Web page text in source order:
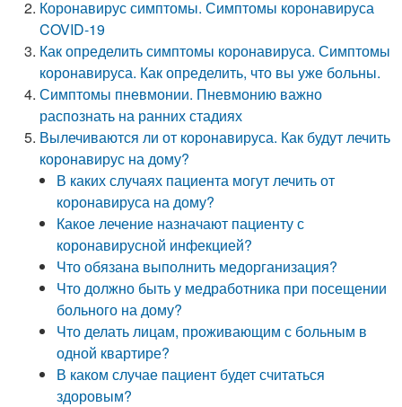
Коронавирус симптомы. Симптомы коронавируса
COVID-19
Как определить симптомы коронавируса. Симптомы
коронавируса. Как определить, что вы уже больны.
Симптомы пневмонии. Пневмонию важно
распознать на ранних стадиях
Вылечиваются ли от коронавируса. Как будут лечить
коронавирус на дому?
В каких случаях пациента могут лечить от
коронавируса на дому?
Какое лечение назначают пациенту с
коронавирусной инфекцией?
Что обязана выполнить медорганизация?
Что должно быть у медработника при посещении
больного на дому?
Что делать лицам, проживающим с больным в
одной квартире?
В каком случае пациент будет считаться
здоровым?